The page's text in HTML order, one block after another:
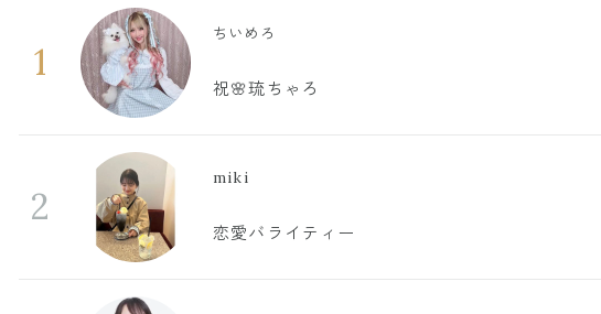
1
ちいめろ
祝🌸琉ちゃろ
2
miki
恋愛バライティー